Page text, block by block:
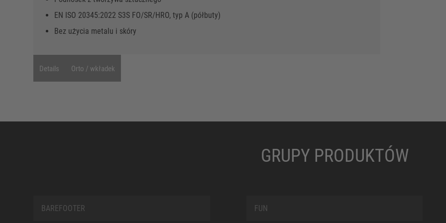
EN ISO 20345:2022 S3S FO/SR/HRO, typ A (półbuty)
Bez użycia metalu i skóry
Details Orto / wkładek
GRUPY PRODUKTÓW
BAREFOOTER FUN